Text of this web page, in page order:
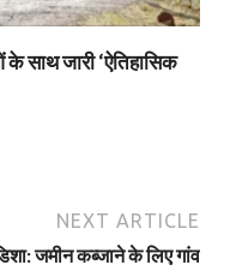
साथ जारी ‘ऐतिहासिक
NEXT ARTICLE
जमीन कब्जाने के लिए गांव